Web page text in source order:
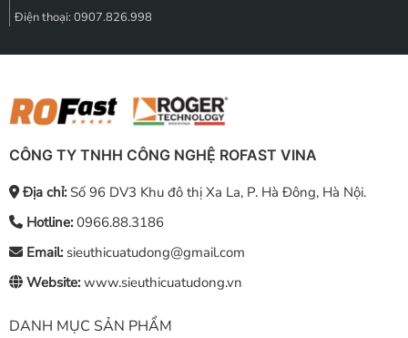
Điện thoại: 0907.826.998
CÔNG TY TNHH CÔNG NGHỆ ROFAST VINA
Địa chỉ:Số 96 DV3 Khu đô thị Xa La, P. Hà Đông, Hà Nội.
Hotline:0966.88.3186
Email: sieuthicuatudong@gmail.com
Website:www.sieuthicuatudong.vn
DANH MỤC SẢN PHẨM